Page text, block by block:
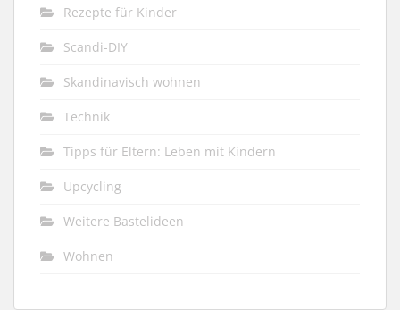
Rezepte für Kinder
Scandi-DIY
Skandinavisch wohnen
Technik
Tipps für Eltern: Leben mit Kindern
Upcycling
Weitere Bastelideen
Wohnen